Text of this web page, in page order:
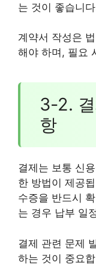
는 것이 좋습니
계약서 작성은
해야 하며, 필요
3-2.
항
결제는 보통 신
한 방법이 제공
수증을 반드시
는 경우 납부 일
결제 관련 문제
하는 것이 중요